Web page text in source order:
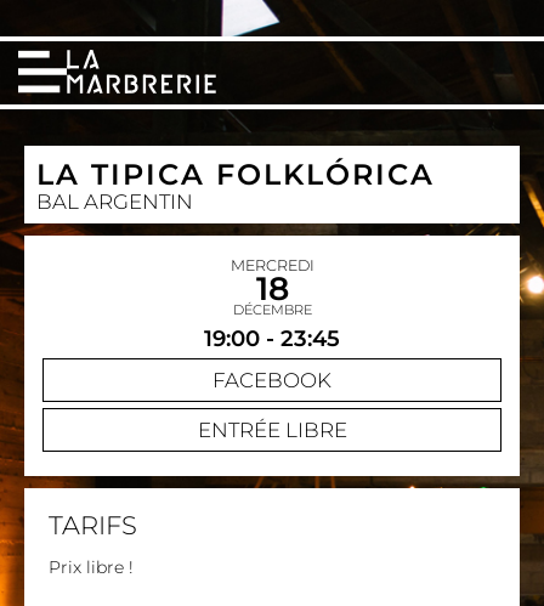
LA TIPICA FOLKLÓRICA
BAL ARGENTIN
MERCREDI
18
DÉCEMBRE
19:00 - 23:45
FACEBOOK
ENTRÉE LIBRE
TARIFS
Prix libre !